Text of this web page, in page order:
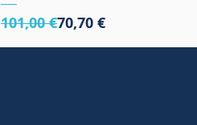
Κανονική τιμή
101,00 €
Τιμή Έκπτωσης
70,70 €